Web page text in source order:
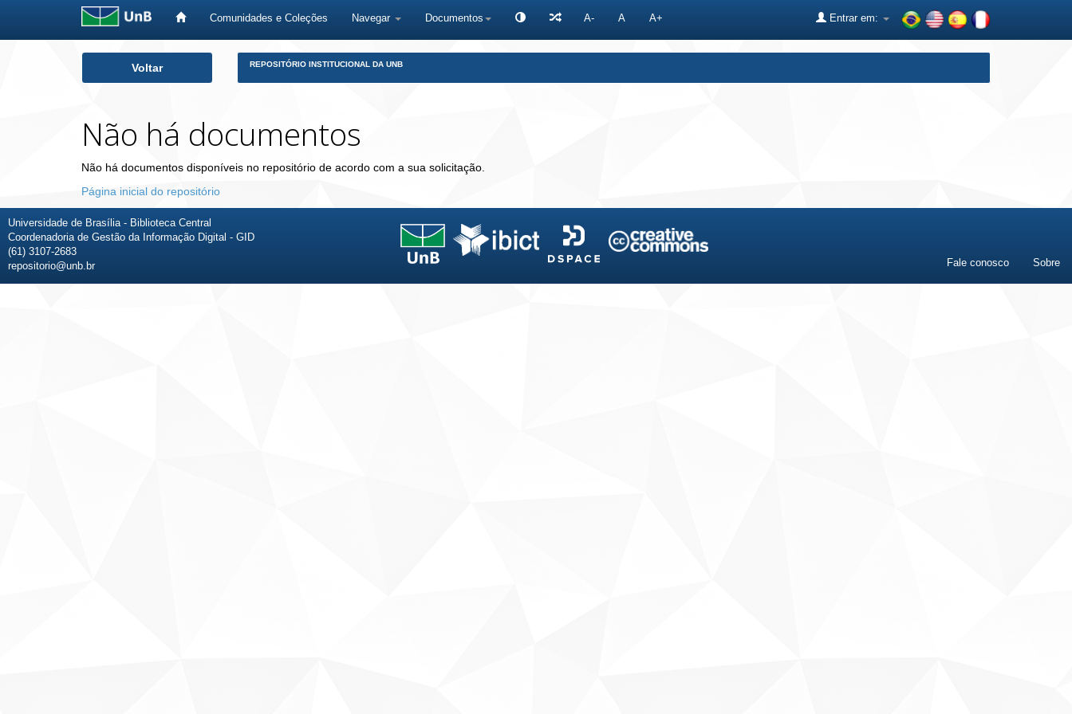
Comunidades e Coleções Navegar Documentos A- A A+ Entrar em:
Voltar REPOSITÓRIO INSTITUCIONAL DA UNB
Não há documentos
Não há documentos disponíveis no repositório de acordo com a sua solicitação.
Página inicial do repositório
Universidade de Brasília - Biblioteca Central
Coordenadoria de Gestão da Informação Digital - GID
(61) 3107-2683
repositorio@unb.br
Fale conosco Sobre